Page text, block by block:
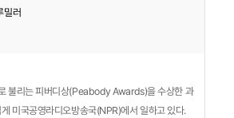
밀러
불리는 피버디상(Peabody Awards)을 수상한 과
미국공영라디오방송국(NPR)에서 일하고 있다.